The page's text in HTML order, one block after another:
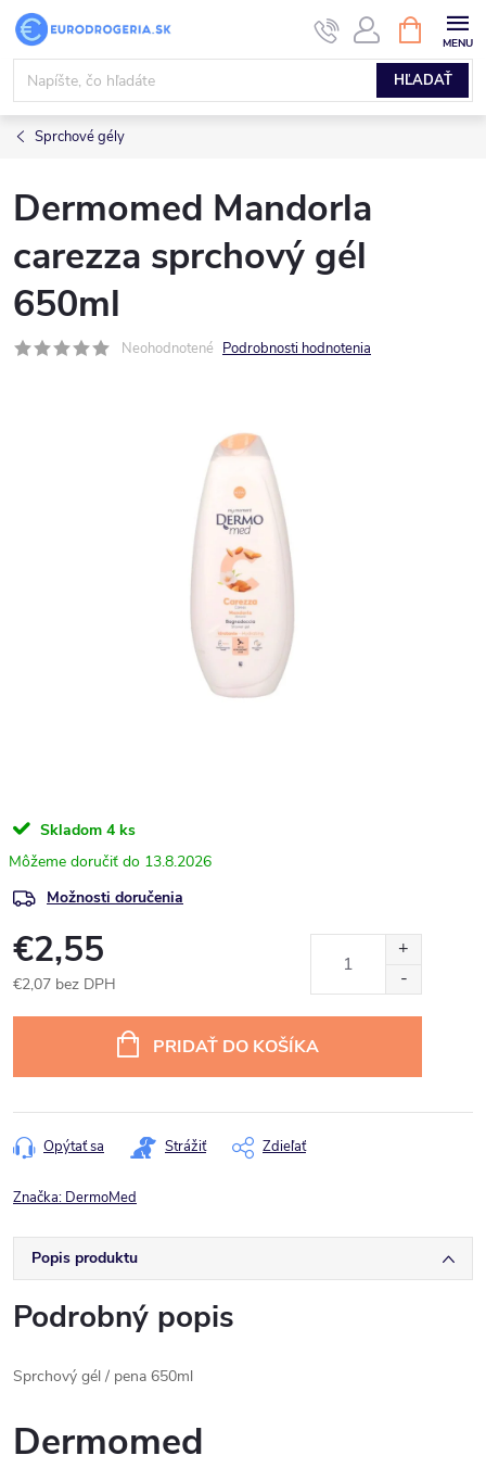
Prejsť
obsah
HĽADAŤ
KOŠÍK
Sprchové gély
Dermomed Mandorla
carezza sprchový gél
650ml
Neohodnotené Podrobnosti hodnotenia
Skladom 4 ks
13.8.2026
Možnosti doručenia
€2,55
€2,07 bez DPH
PRIDAŤ DO KOŠÍKA
Opýtať sa Strážiť Zdieľať
Značka: DermoMed
Popis produktu
Podrobný popis
Sprchový gél / pena 650ml
Dermomed